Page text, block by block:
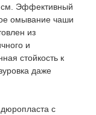
см. Эффективный
омывание чаши
из
и
стойкость к
даже
с